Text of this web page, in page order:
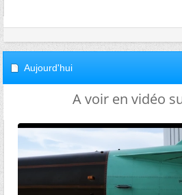
Aujourd'hui
A voir en vidéo